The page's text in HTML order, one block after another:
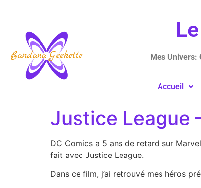
Mes Univers:
Accueil
Justice League
DC Comics a 5 ans de retard sur
fait avec Justice League.
Dans ce film, j’ai retrouvé mes héros